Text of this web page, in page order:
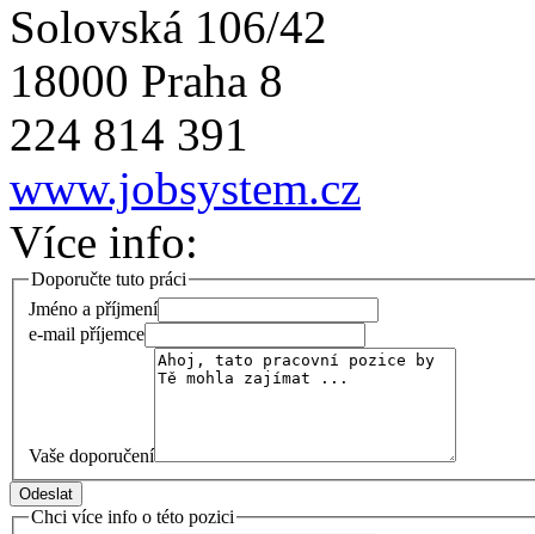
Solovská 106/42
18000 Praha 8
224 814 391
www.jobsystem.cz
Více info:
Doporučte tuto práci
Jméno a příjmení
e-mail příjemce
Vaše doporučení
Chci více info o této pozici